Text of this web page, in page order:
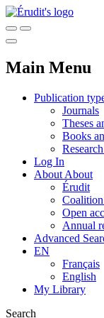
Main Menu
Publication
Journals
Theses
Books
Log In
About About
Érudit
Open
Annual
Advanced
EN
Français
English
My Library
Search